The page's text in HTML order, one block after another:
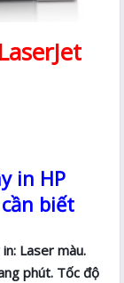
in HP
biết
Laser màu.
phút. Tốc độ